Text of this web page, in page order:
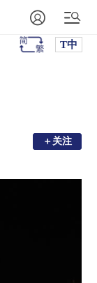
T中
＋关注
＋关注